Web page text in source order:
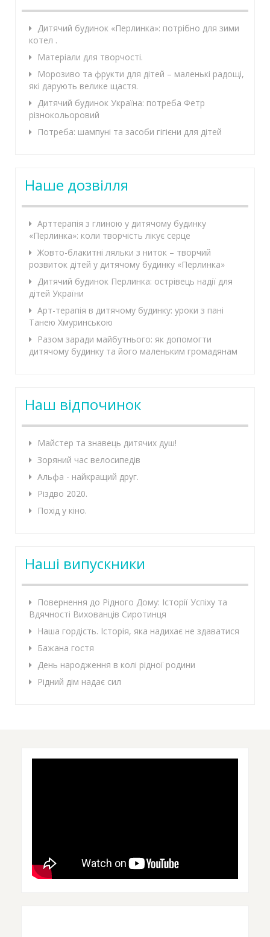
Дитячий будинок «Перлинка»: потрібно для зими
котел .
Матеріали для творчості.
Морозиво та фрукти для дітей – маленькі радощі,
які дарують велике щастя.
Дитячий будинок Україна: потреба Фетр
різнокольоровий
Потреба: шампуні та засоби гігієни для дітей
Наше дозвілля
Арттерапія з глиною у дитячому будинку
«Перлинка»: коли творчість лікує серце
Жовто-блакитні ляльки з ниток – творчий
розвиток дітей у дитячому будинку «Перлинка»
Дитячий будинок Перлинка: острівець надії для
дітей України
Арт-терапія в дитячому будинку: уроки з пані
Танею Хмуринською
Разом заради майбутнього: як допомогти
дитячому будинку та його маленьким громадянам
Наш відпочинок
Майстер та знавець дитячих душ!
Зоряний час велосипедів
Альфа - найкращий друг.
Різдво 2020.
Похід у кіно.
Наші випускники
Повернення до Рідного Дому: Історії Успіху та
Вдячності Вихованців Сиротинця
Наша гордість. Історія, яка надихає не здаватися
Бажана гостя
День народження в колі рідної родини
Рідний дім надає сил